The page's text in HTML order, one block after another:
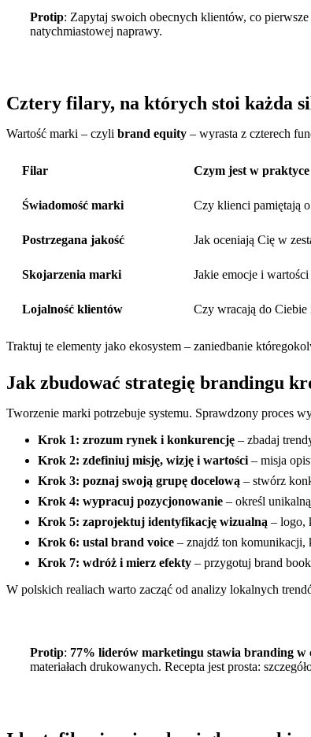
Protip: Zapytaj swoich obecnych klientów, co
natychmiastowej naprawy.
Cztery filary, na których stoi każda
Wartość marki – czyli brand equity – wyrasta z czterech
Filar Czym jest w praktyce
Świadomość marki Czy klienci pamiętają
Postrzegana jakość Jak oceniają Cię w
Skojarzenia marki Jakie emocje i
Lojalność klientów Czy wracają do
Traktuj te elementy jako ekosystem – zaniedbanie
Jak zbudować strategię brandingu
Tworzenie marki potrzebuje systemu. Sprawdzony proces
Krok 1: zrozum rynek i konkurencję – zbadaj
Krok 2: zdefiniuj misję, wizję i wartości – misja
Krok 3: poznaj swoją grupę docelową – stwórz
Krok 4: wypracuj pozycjonowanie – określ
Krok 5: zaprojektuj identyfikację wizualną – logo,
Krok 6: ustal brand voice – znajdź ton komunikacji,
Krok 7: wdróż i mierz efekty – przygotuj brand
W polskich realiach warto zacząć od analizy lokalnych
Protip: 77% liderów marketingu stawia branding w
materiałach drukowanych. Recepta jest prosta: